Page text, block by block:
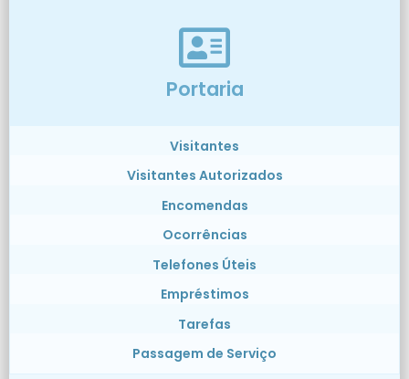
Portaria
Visitantes
Visitantes Autorizados
Encomendas
Ocorrências
Telefones Úteis
Empréstimos
Tarefas
Passagem de Serviço